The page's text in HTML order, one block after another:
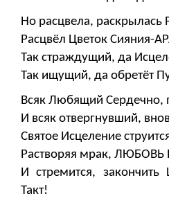
Но расцвела, раскрылась
Расцвёл Цветок Сияния-
Так страждущий, да
Так ищущий, да обретёт
Всяк Любящий Сердечно,
И всяк отвергнувший,
Святое Исцеление
Растворяя мрак, ЛЮБОВЬ
И стремится,
Такт!